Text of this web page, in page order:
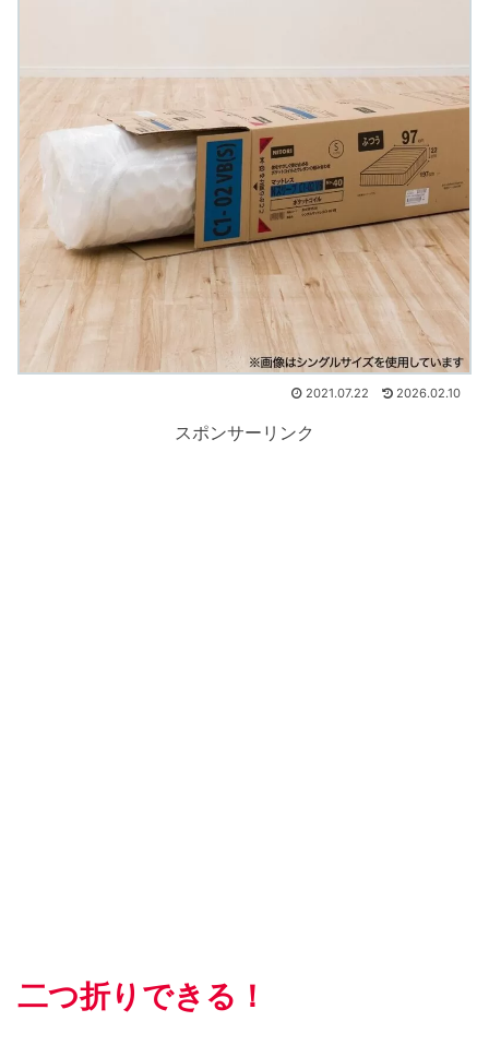
2021.07.22 2026.02.10
スポンサーリンク
二つ折りできる！